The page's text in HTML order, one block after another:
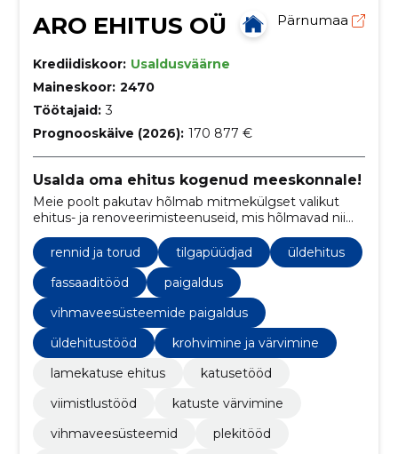
ARO EHITUS OÜ Pärnumaa
Krediidiskoor: Usaldusväärne
Maineskoor: 2470
Töötajaid: 3
Prognooskäive (2026): 170 877 €
Usalda oma ehitus kogenud meeskonnale!
Meie poolt pakutav hõlmab mitmekülgset valikut
ehitus- ja renoveerimisteenuseid, mis hõlmavad nii
hoone siseviimistlust kui ka välitöid, samuti üldise
ehitusprotsessi teostamist.
rennid ja torud tilgapüüdjad
üldehitus
fassaaditööd
paigaldus
vihmaveesüsteemide paigaldus
üldehitustööd
krohvimine ja värvimine
lamekatuse ehitus
katusetööd
viimistlustööd
katuste värvimine
vihmaveesüsteemid
plekitööd